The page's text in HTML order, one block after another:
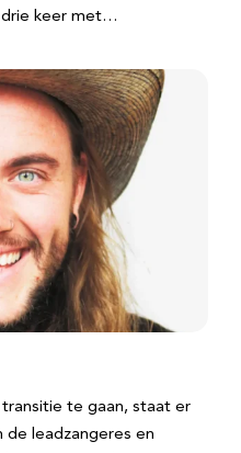
drie keer met…
te gaan, staat er
de leadzangeres en